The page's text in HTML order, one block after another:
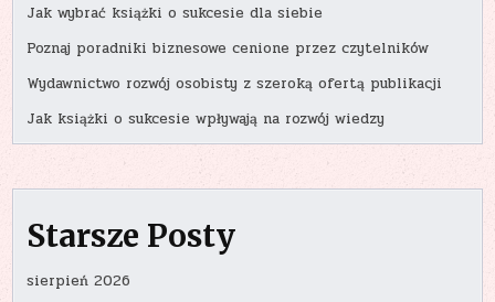
Jak wybrać książki o sukcesie dla siebie
Poznaj poradniki biznesowe cenione przez czytelników
Wydawnictwo rozwój osobisty z szeroką ofertą publikacji
Jak książki o sukcesie wpływają na rozwój wiedzy
Starsze Posty
sierpień 2026